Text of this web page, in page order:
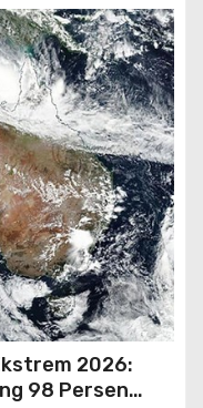
2026:
98 Persen